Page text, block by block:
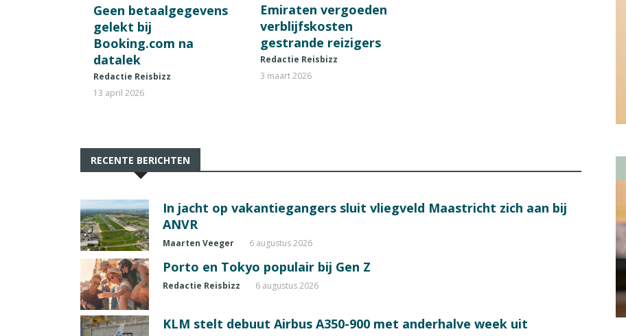
Geen betaalgegevens
gelekt bij
Booking.com na
datalek
Redactie Reisbizz
13 april 2026
Emiraten vergoeden
verblijfskosten
gestrande reizigers
Redactie Reisbizz
3 maart 2026
RECENTE BERICHTEN
In jacht op vakantiegangers sluit vliegveld Maastricht zich aan bij
ANVR
Maarten Veeger 6 augustus 2026
Porto en Tokyo populair bij Gen Z
Redactie Reisbizz 6 augustus 2026
KLM stelt debuut Airbus A350-900 met anderhalve week uit